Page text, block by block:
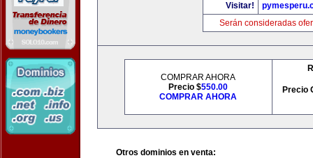
Visitar!
Serán consideradas
COMPRAR AHORA
Precio $550.00
COMPRAR AHORA
Precio
Otros dominios en venta: